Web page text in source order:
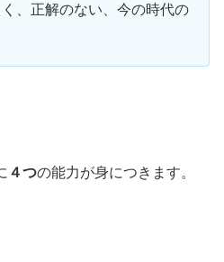
、正解のない、今の時代の
４つの能力が身につきます。